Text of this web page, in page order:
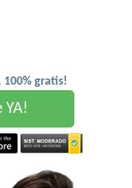
100% gratis!
YA!